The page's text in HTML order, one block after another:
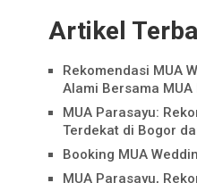
Artikel
Rekomendasi MUA
Alami Bersama MUA
MUA Parasayu:
Terdekat di Bogor
Booking MUA
MUA Parasayu,